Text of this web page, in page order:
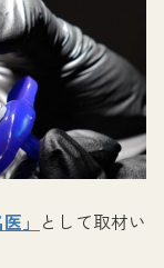
」 として取材い